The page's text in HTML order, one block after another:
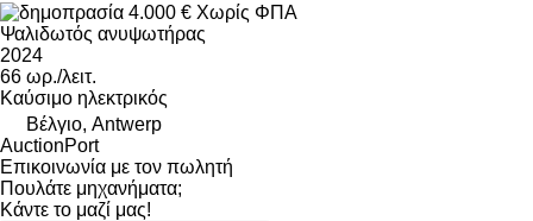
4.000 € Χωρίς ΦΠΑ
Ψαλιδωτός ανυψωτήρας
2024
66 ωρ./λειτ.
Καύσιμο ηλεκτρικός
Βέλγιο, Antwerp
AuctionPort
Επικοινωνία με τον πωλητή
Πουλάτε μηχανήματα;
Κάντε το μαζί μας!